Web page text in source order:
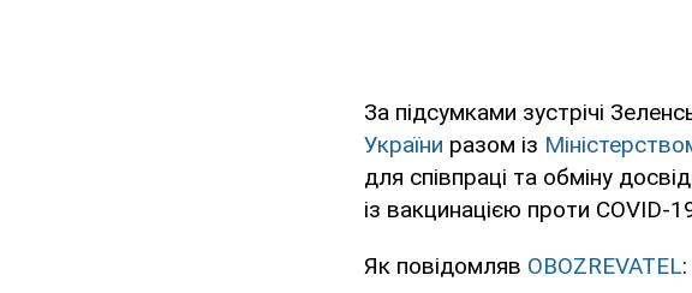
За підсумками зустрічі
України разом із
для співпраці та обміну
із вакцинацією проти COVID-
Як повідомляв OBOZREVATEL: